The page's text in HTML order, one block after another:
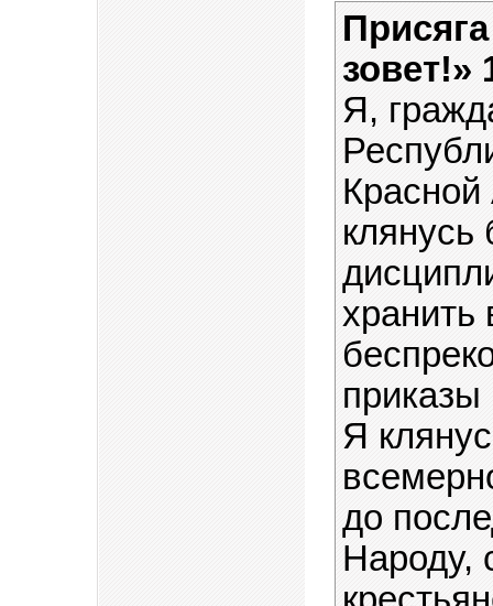
зовет!»
Я,
хранить
приказы
Я
до
Народу,